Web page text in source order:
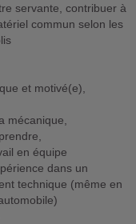
servante, contribuer à
commun selon les
et motivé(e),
mécanique,
en équipe
dans un
technique (même en